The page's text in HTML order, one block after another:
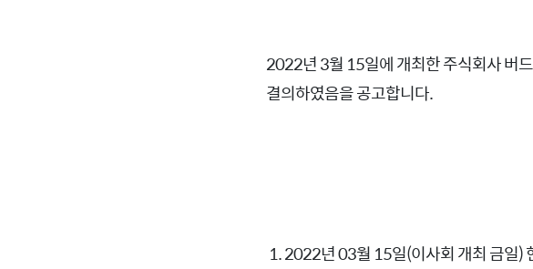
2022년 3월 15일에 개최한 주식회사 버
결의하였음을 공고합니다.
2022년 03월 15일(이사회 개최 금일)